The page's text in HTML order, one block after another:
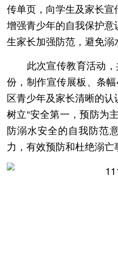
传单页，向学生及家长宣
增强青少年的自我保护
生家长加强防范，避免溺
此次宣传教育活动，
份，制作宣传展板、条
区青少年及家长清晰的
树立“安全第一，预防为
防溺水安全的自我防范
力，有效预防和杜绝溺亡